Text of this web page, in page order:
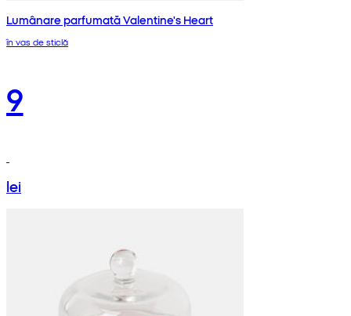
Lumânare parfumată Valentine's Heart
în vas de sticlă
9
lei